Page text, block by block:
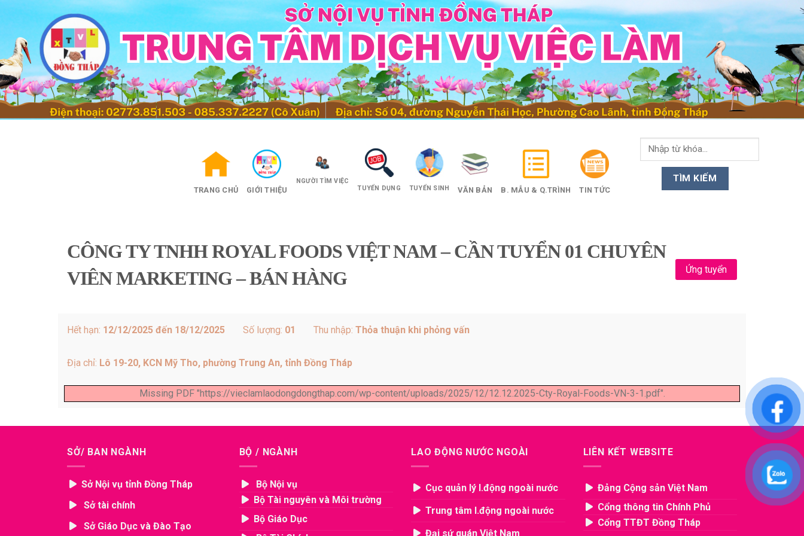
content
TRANG CHỦ GIỚI THIỆU
NGƯỜI TÌM VIỆC
TUYỂN DỤNG
TUYỂN SINH VĂN BẢN B. MẪU & Q.TRÌNH TIN TỨC
CÔNG TY TNHH ROYAL FOODS VIỆT NAM – CẦN TUYỂN 01 CHUYÊN
VIÊN MARKETING – BÁN HÀNG
Ứng tuyển
Hết hạn: 12/12/2025 đến 18/12/2025 Số lượng: 01 Thu nhập: Thỏa thuận khi phỏng vấn
Địa chỉ: Lô 19-20, KCN Mỹ Tho, phường Trung An, tỉnh Đồng Tháp
Missing PDF "https://vieclamlaodongdongthap.com/wp-content/uploads/2025/12/12.12.2025-Cty-Royal-Foods-VN-3-1.pdf".
SỞ/ BAN NGÀNH
Sở Nội vụ tỉnh Đồng Tháp
Sở tài chính
Sở Giáo Dục và Đào Tạo
BỘ / NGÀNH
Bộ Nội vụ
Bộ Tài nguyên và Môi trường
Bộ Giáo Dục
LAO ĐỘNG NƯỚC NGOÀI
Cục quản lý l.động ngoài nước
Trung tâm l.động ngoài nước
Đại sứ quán Việt Nam
LIÊN KẾT WEBSITE
Đảng Cộng sản Việt Nam
Cổng thông tin Chính Phủ
Cổng TTĐT Đồng Tháp